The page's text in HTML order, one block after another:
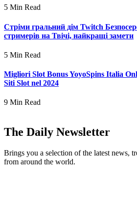
5 Min Read
Стріми гральний дім Twitch
стримерів на Твічі, найкращі замети
5 Min Read
Migliori Slot Bonus YoyoSpins Italia
Siti Slot nel 2024
9 Min Read
The Daily Newsletter
Brings you a selection of the latest news,
from around the world.